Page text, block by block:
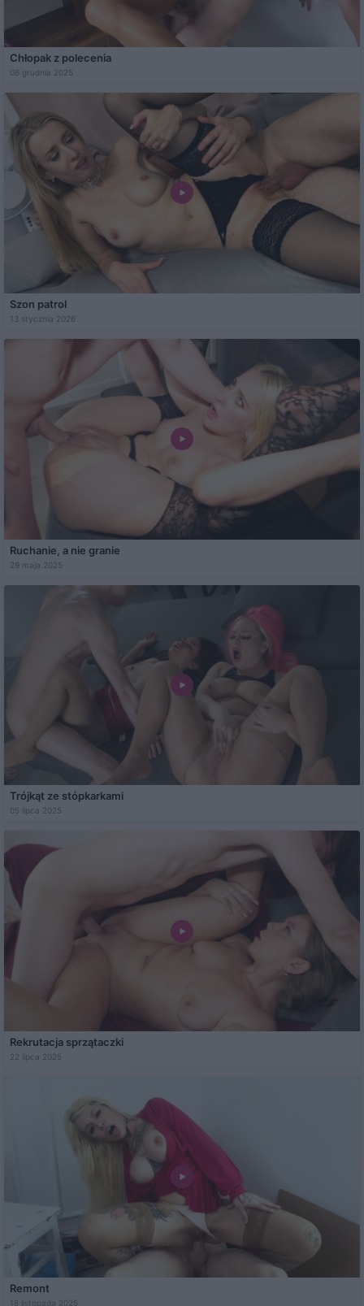
Chłopak z polecenia
06 grudnia 2025
Szon patrol
13 stycznia 2026
Ruchanie, a nie granie
29 maja 2025
Trójkąt ze stópkarkami
05 lipca 2025
Rekrutacja sprzątaczki
22 lipca 2025
Remont
18 listopada 2025